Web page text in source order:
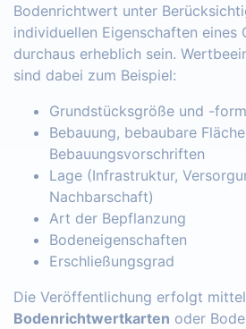
Bodenrichtwert unter
individuellen Eigenschaften eines
durchaus erheblich sein.
sind dabei zum Beispiel:
Grundstücksgröße und -form
Bebauung, bebaubare
Bebauungsvorschriften
Lage (Infrastruktur,
Nachbarschaft)
Art der Bepflanzung
Bodeneigenschaften
Erschließungsgrad
Die Veröffentlichung erfolgt
Bodenrichtwertkarten oder